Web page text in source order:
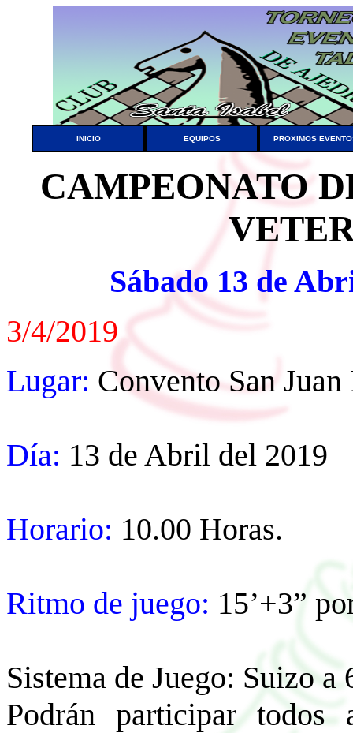
INICIO EQUIPOS PROXIMOS
CAMPEONATO
Sábado 13 de
3/4/2019
Lugar: Convento San
Día: 13 de Abril del 2019
Horario: 10.00 Horas.
Ritmo de juego: 15’+3”
Sistema de Juego: Suizo a
Podrán participar todos